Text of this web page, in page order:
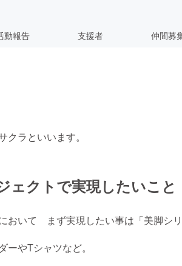
動報告 支援者 仲間募
クラといいます。
ェクトで実現したいこと
おいて まず実現したい事は「美脚シリ
ーやTシャツなど。